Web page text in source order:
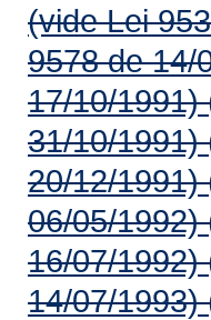
(vide Lei
9578 de 14/
17/10/1991)
31/10/1991)
20/12/1991)
06/05/1992)
16/07/1992)
14/07/1993)